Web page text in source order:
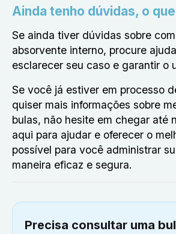
Ainda tenho dúvidas, o
Se ainda tiver dúvidas sobre
absorvente interno, procure
esclarecer seu caso e garantir o
Se você já estiver em processo
quiser mais informações sobre
bulas, não hesite em chegar até
aqui para ajudar e oferecer o
possível para você administrar
maneira eficaz e segura.
Precisa consultar uma